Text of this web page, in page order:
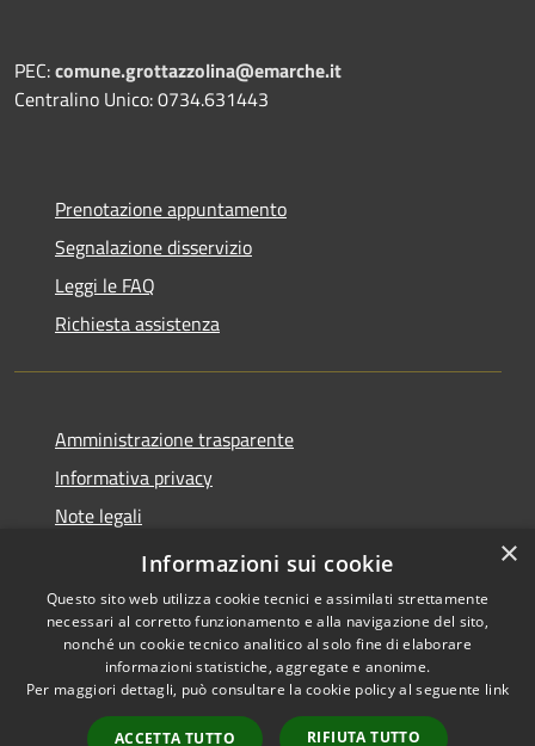
PEC:comune.grottazzolina@emarche.it
Centralino Unico: 0734.631443
Prenotazione appuntamento
Segnalazione disservizio
Leggi le FAQ
Richiesta assistenza
Amministrazione trasparente
Informativa privacy
Note legali
Dichiarazione di accessibilità
Accessibilità
Copyright © 2026 • Comune di
Grottazzolina • Powered by
Municipium• Accesso
×
Informazioni sui cookie
Questo sito web utilizza cookie tecnici e assimilati strettamente
necessari al corretto funzionamento e alla navigazione del sito,
nonché un cookie tecnico analitico al solo fine di elaborare
informazioni statistiche, aggregate e anonime.
Per maggiori dettagli, può consultare la cookie policy al seguente link
ACCETTA TUTTO RIFIUTA TUTTO